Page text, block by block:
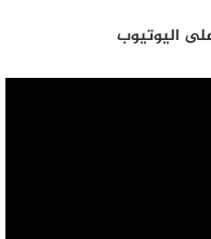
اليوتيوب